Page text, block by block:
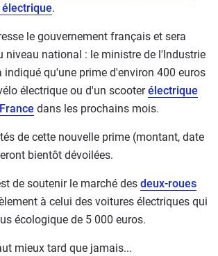
.
le gouvernement français et sera
niveau national : le ministre de l'Industrie
indiqué qu'une prime d'environ 400 euros
électrique ou d'un scooterélectrique
France dans les prochains mois.
de cette nouvelle prime (montant, date
bientôt dévoilées.
de soutenir le marché des deux-roues
à celui des voitures électriques qui
écologique de 5 000 euros.
mieux tard que jamais...